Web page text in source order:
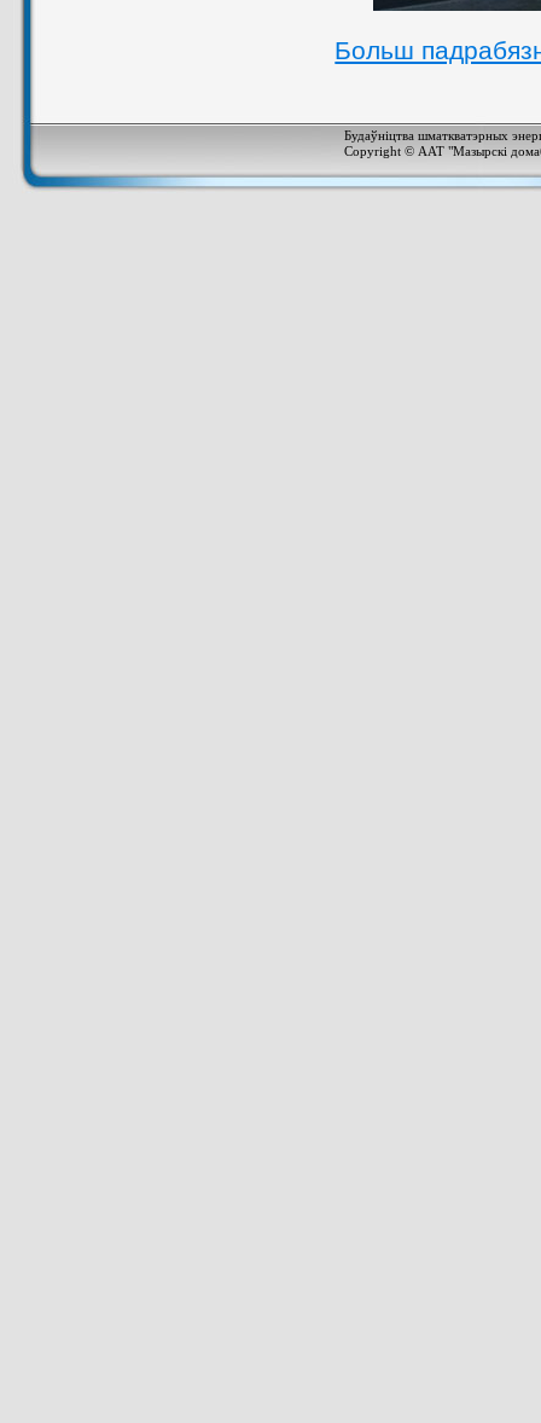
Больш
Будаўніцтва шматкватэрных
Copyright © ААТ "Мазырскі